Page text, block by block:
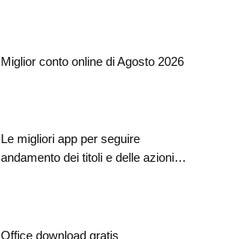
Miglior conto online di Agosto 2026
Le migliori app per seguire
andamento dei titoli e delle azioni…
Office download gratis